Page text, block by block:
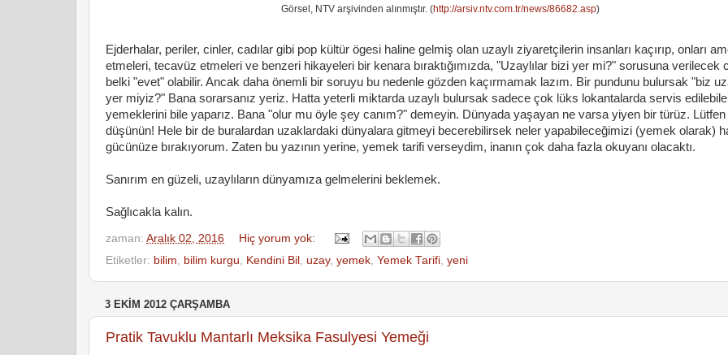
Görsel, NTV arşivinden alınmıştır. (http://arsiv.ntv.com.tr/news/86682.asp)
Ejderhalar, periler, cinler, cadılar gibi pop kültür ögesi haline gelmiş olan uzaylı ziyaretçilerin insanları kaçırıp, onları
etmeleri, tecavüz etmeleri ve benzeri hikayeleri bir kenara bıraktığımızda, "Uzaylılar bizi yer mi?" sorusuna verilecek
belki "evet" olabilir. Ancak daha önemli bir soruyu bu nedenle gözden kaçırmamak lazım. Bir pundunu bulursak "biz
yer miyiz?" Bana sorarsanız yeriz. Hatta yeterli miktarda uzaylı bulursak sadece çok lüks lokantalarda servis
yemeklerini bile yaparız. Bana "olur mu öyle şey canım?" demeyin. Dünyada yaşayan ne varsa yiyen bir türüz.
düşünün! Hele bir de buralardan uzaklardaki dünyalara gitmeyi becerebilirsek neler yapabileceğimizi (yemek olarak)
gücünüze bırakıyorum. Zaten bu yazının yerine, yemek tarifi verseydim, inanın çok daha fazla okuyanı olacaktı.
Sanırım en güzeli, uzaylıların dünyamıza gelmelerini beklemek.
Sağlıcakla kalın.
zaman: Aralık 02, 2016
Hiç yorum yok:
Etiketler: bilim, bilim kurgu, Kendini Bil , uzay, yemek, Yemek Tarifi, yeni
3 EKIM 2012 ÇARŞAMBA
Pratik Tavuklu Mantarlı Meksika Fasulyesi Yemeği